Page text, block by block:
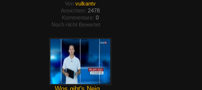
Von vulkantv
Ansichten: 2478
Kommentare: 0
Noch nicht Bewertet